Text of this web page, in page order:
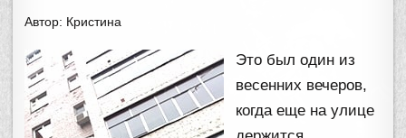
Автор: Кристина
Это был один из
весенних вечеров,
когда еще на улице